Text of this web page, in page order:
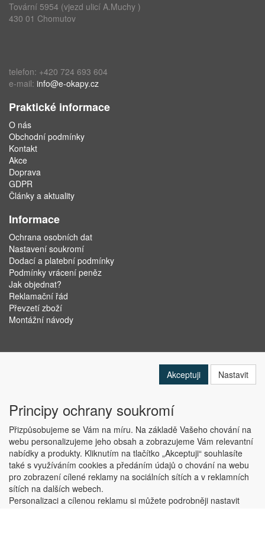
Tovární 5954 (vjezd ulicí A.Muchy )
430 01 Chomutov
telefon: +420 724 693 604
e-mail: info@e-okapy.cz
Praktické informace
O nás
Obchodní podmínky
Kontakt
Akce
Doprava
GDPR
Články a aktuality
Informace
Ochrana osobních dat
Nastavení soukromí
Dodací a platební podmínky
Podmínky vrácení peněz
Jak objednat?
Reklamační řád
Převzetí zboží
Montážní návody
Copyright © ABRA Software a.s. 2019
Akceptuji Nastavit
Principy ochrany soukromí
Přizpůsobujeme se Vám na míru. Na základě Vašeho chování na
webu personalizujeme jeho obsah a zobrazujeme Vám relevantní
nabídky a produkty. Kliknutím na tlačítko „Akceptuji“ souhlasíte
také s využíváním cookies a předáním údajů o chování na webu
pro zobrazení cílené reklamy na sociálních sítích a v reklamních
sítích na dalších webech.
Personalizaci a cílenou reklamu si můžete podrobněji nastavit